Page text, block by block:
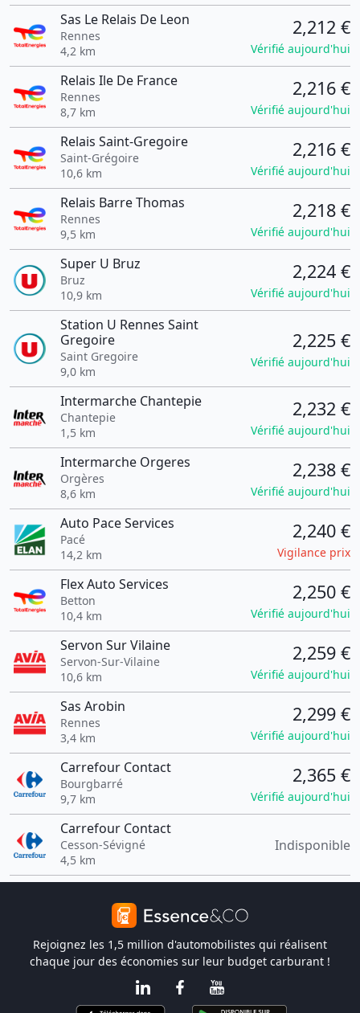
Sas Le Relais De Leon
Rennes
4,2 km
2,212 €
Vérifié aujourd'hui
Relais Ile De France
Rennes
8,7 km
2,216 €
Vérifié aujourd'hui
Relais Saint-Gregoire
Saint-Grégoire
10,6 km
2,216 €
Vérifié aujourd'hui
Relais Barre Thomas
Rennes
9,5 km
2,218 €
Vérifié aujourd'hui
Super U Bruz
Bruz
10,9 km
2,224 €
Vérifié aujourd'hui
Station U Rennes Saint
Gregoire
Saint Gregoire
9,0 km
2,225 €
Vérifié aujourd'hui
Intermarche Chantepie
Chantepie
1,5 km
2,232 €
Vérifié aujourd'hui
Intermarche Orgeres
Orgères
8,6 km
2,238 €
Vérifié aujourd'hui
Auto Pace Services
Pacé
14,2 km
2,240 €
Vigilance prix
Flex Auto Services
Betton
10,4 km
2,250 €
Vérifié aujourd'hui
Servon Sur Vilaine
Servon-Sur-Vilaine
10,6 km
2,259 €
Vérifié aujourd'hui
Sas Arobin
Rennes
3,4 km
2,299 €
Vérifié aujourd'hui
Carrefour Contact
Bourgbarré
9,7 km
2,365 €
Vérifié aujourd'hui
Carrefour Contact
Cesson-Sévigné
4,5 km
Indisponible
Rejoignez les 1,5 million d'automobilistes qui réalisent
chaque jour des économies sur leur budget carburant !